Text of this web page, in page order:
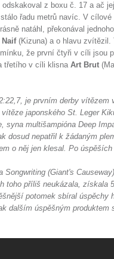
z boxu č. 17 a ač
řadu metrů navíc. V
natáhl, překonával
Naif(Kizuna) a o hlavu zvítězil.
že první čtyři v cíli jsou
třetího v cíli klisna Art Brut
je prvním derby vítězem
japonského St. Leger
syna multišampióna Deep
dosud nepatřil k žádaným
o něj jen klesal. Po
(Giant's
toho příliš neukázala, získala
potomek sbíral úspěchy
dalším úspěšným